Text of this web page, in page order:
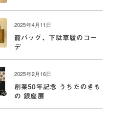
2025年4月11日
籠バッグ、下駄草履のコー
デ
2025年2月16日
創業50年記念 うちだのきも
の 銀座展